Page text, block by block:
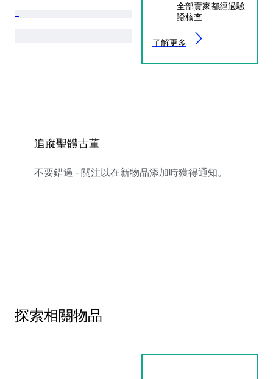
全部賣家都經過驗
證核查
了解更多
追蹤聖體古董
不要錯過 - 關注以在新物品添加時獲得通知。
探索相關物品